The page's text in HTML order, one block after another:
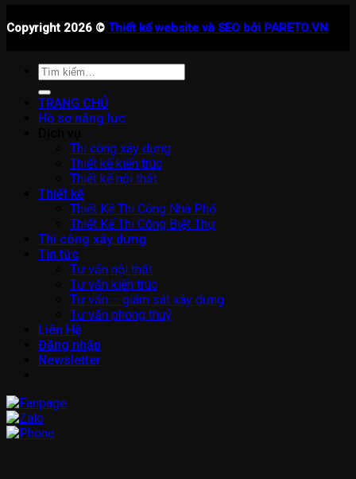
Copyright 2026 © Thiết kế website và SEO bởi PARETO.VN
Tìm
kiếm:
TRANG CHỦ
Hồ sơ năng lực
Thi công xây dựng
Thiết kế kiến trúc
Thiết kế nội thất
Thiết kế
Thiết Kế Thi Công Nhà Phố
Thiết Kế Thi Công Biệt Thự
Thi công xây dựng
Tin tức
Tư vấn nội thất
Tư vấn kiến trúc
Tư vấn – giám sát xây dựng
Tư vấn phong thuỷ
Liên Hệ
Đăng nhập
Newsletter